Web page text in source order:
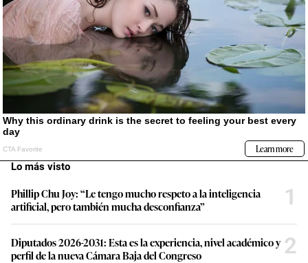
Lo más visto
Phillip Chu Joy: “Le tengo mucho respeto a la inteligencia
artificial, pero también mucha desconfianza”
1
Diputados 2026-2031: Esta es la experiencia, nivel académico y
perfil de la nueva Cámara Baja del Congreso
2